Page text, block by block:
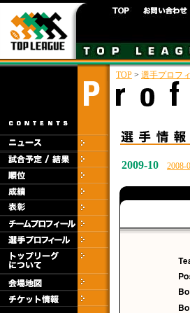
TOP > 選手プロフ
2009-10 2008-